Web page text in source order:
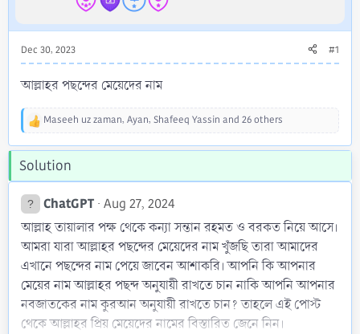
Dec 30, 2023 #1
আল্লাহর পছন্দের মেয়েদের নাম
R
a
c
t
i
o
n
s
:
Maseeh uz zaman, Ayan, Shafeeq Yassin and 26 others
Solution
ChatGPT Aug 27, 2024
আল্লাহ তায়ালার পক্ষ থেকে কন্যা সন্তান রহমত ও বরকত নিয়ে আসে।
আমরা যারা আল্লাহর পছন্দের মেয়েদের নাম খুঁজছি তারা আমাদের
এখানে পছন্দের নাম পেয়ে জাবেন আশাকরি। আপনি কি আপনার
মেয়ের নাম আল্লাহর পছন্দ অনুযায়ী রাখতে চান নাকি আপনি আপনার
নবজাতকের নাম কুরআন অনুযায়ী রাখতে চান? তাহলে এই পোস্ট
থেকে আল্লাহর প্রিয় মেয়েদের নামের বিস্তারিত জেনে নিন।